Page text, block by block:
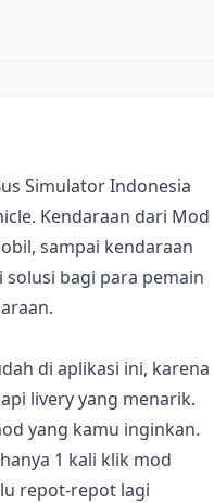
Simulator Indonesia
Kendaraan dari Mod
sampai kendaraan
solusi bagi para pemain
di aplikasi ini, karena
livery yang menarik.
yang kamu inginkan.
1 kali klik mod
repot-repot lagi